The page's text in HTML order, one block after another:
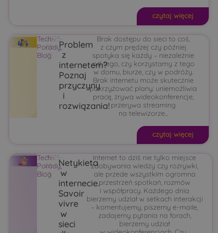
czytaj więcej
Tech-
Porady,
Blog
2025-
08-
15
Problem
z
internetem?
Poznaj
przyczyny
i
rozwiązania!
Brak dostępu do sieci to coś,
z czym prędzej czy później
spotyka się każdy – niezależnie
od tego, czy korzystamy z tego
w domu, biurze, czy w podróży.
Brak internetu może skutecznie
pokrzyżować plany: uniemożliwia
pracę, zrywa wideokonferencje,
przerywa streaming
na telewizorze...
czytaj więcej
Tech-
Porady,
Blog
2025-
08-
13
Netykieta
w
internecie.
Savoir
vivre
w
sieci
Internet to dziś nie tylko miejsce
zdobywania wiedzy czy rozrywki,
ale przede wszystkim ogromna
przestrzeń spotkań, rozmów
i współpracy. Każdego dnia
bierzemy udział w setkach interakcji
– komentujemy, piszemy e-maile,
zadajemy pytania na forach,
bierzemy udział